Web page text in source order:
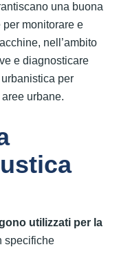
una buona
monitorare e
nell’ambito
e diagnosticare
per
urbane.
utilizzati per la
specifiche